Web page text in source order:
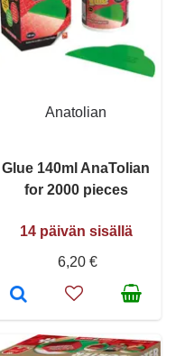
Anatolian
Glue 140ml AnaTolian
for 2000 pieces
14 päivän sisällä
6,20 €